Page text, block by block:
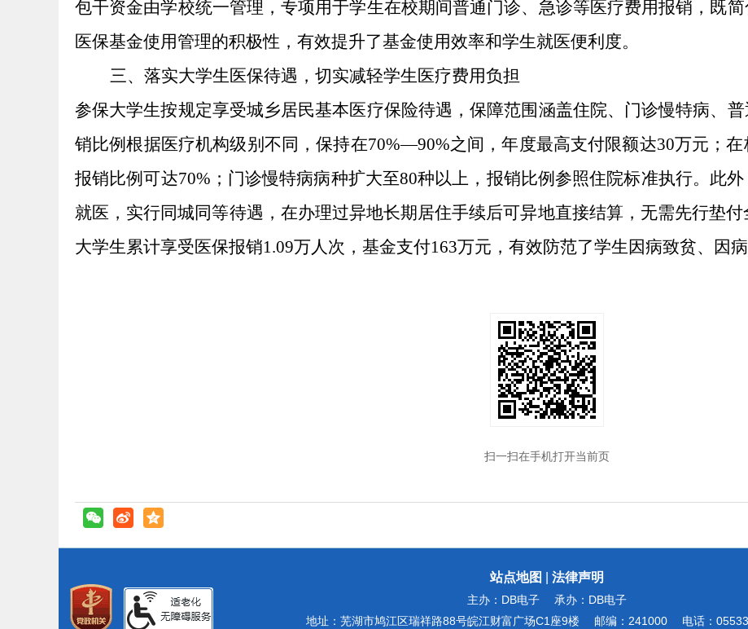
包干资金由学校统一管理，专项用于学生在校期间普通门诊、急诊等医疗费用报销，既
医保基金使用管理的积极性，有效提升了基金使用效率和学生就医便利度。
三、 落实大学生医保待遇，切实减轻学生医疗费用负担
参保大学生按规定享受城乡居民基本医疗保险待遇，保障范围涵盖住院、门诊慢特病、
销比例根据医疗机构级别不同，保持在70%—90%之间，年度最高支付限额达30万元；
报销比例可达70%；门诊慢特病病种扩大至80种以上，报销比例参照住院标准执行。此
就医，实行同城同等待遇，在办理过异地长期居住手续后可异地直接结算，无需先行垫付
大学生累计享受医保报销1.09万人次，基金支付163万元，有效防范了学生因病致贫、因病
扫一扫在手机打开当前页
站点地图 法律声明
主办：DB电子
承办：DB电子
地址：芜湖市鸠江区瑞祥路88号皖江财富广场C1座9楼
邮编：241000 电话：